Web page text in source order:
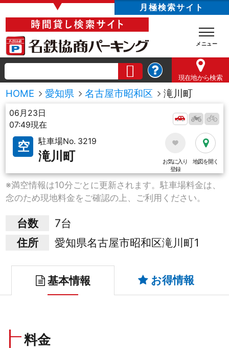
▼ 月極検索サイト
現在地から検索
HOME 愛知県 名古屋市昭和区 滝川町
06月23日
07:49現在
空 駐車場No. 3219
滝川町
お気に入り
登録
地図を開く
※満空情報は10分ごとに更新されます。駐車場料金は、
念のため現地料金をご確認の上、ご利用ください。
台数
7台
住所
愛知県名古屋市昭和区滝川町1
基本情報 お得情報
料金